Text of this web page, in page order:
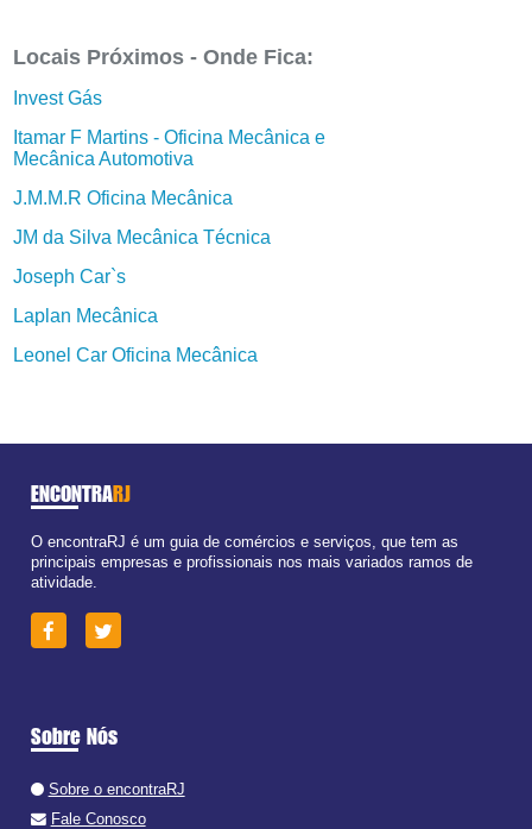
Locais Próximos - Onde Fica:
Invest Gás
Itamar F Martins - Oficina Mecânica e
Mecânica Automotiva
J.M.M.R Oficina Mecânica
JM da Silva Mecânica Técnica
Joseph Car`s
Laplan Mecânica
Leonel Car Oficina Mecânica
ENCONTRARJ
O encontraRJ é um guia de comércios e serviços, que tem as
principais empresas e profissionais nos mais variados ramos de
atividade.
Sobre Nós
Sobre o encontraRJ
Fale Conosco